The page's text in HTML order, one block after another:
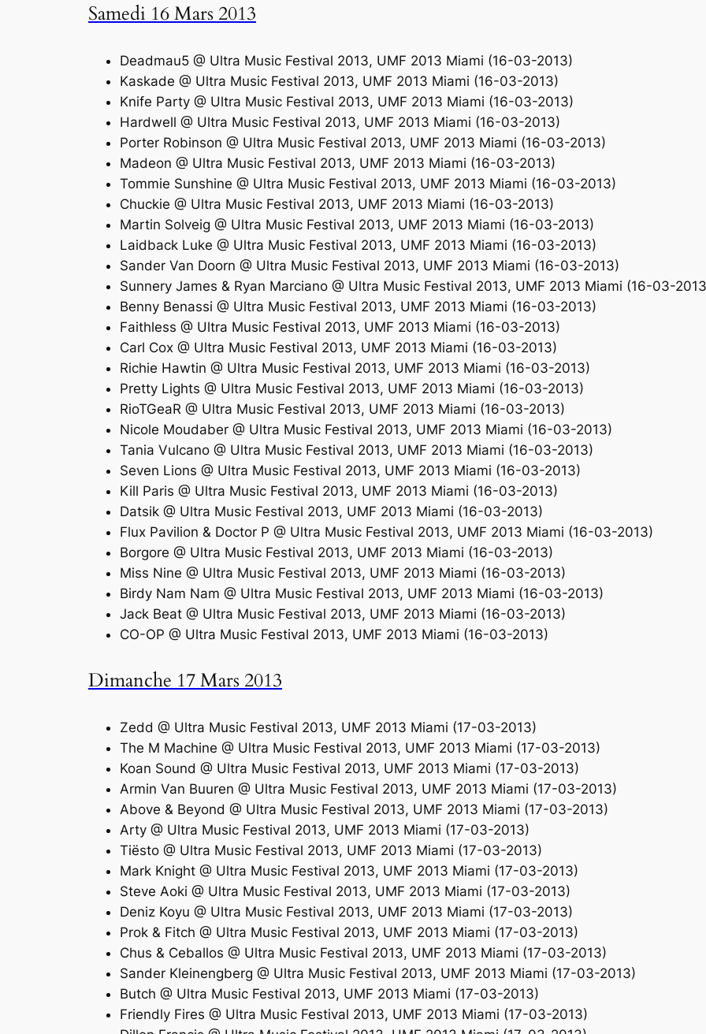
Samedi 16 Mars 2013
Deadmau5 @ Ultra Music Festival 2013, UMF 2013 Miami (16-03-2013)
Kaskade @ Ultra Music Festival 2013, UMF 2013 Miami (16-03-2013)
Knife Party @ Ultra Music Festival 2013, UMF 2013 Miami (16-03-2013)
Hardwell @ Ultra Music Festival 2013, UMF 2013 Miami (16-03-2013)
Porter Robinson @ Ultra Music Festival 2013, UMF 2013 Miami (16-03-2013)
Madeon @ Ultra Music Festival 2013, UMF 2013 Miami (16-03-2013)
Tommie Sunshine @ Ultra Music Festival 2013, UMF 2013 Miami (16-03-2013)
Chuckie @ Ultra Music Festival 2013, UMF 2013 Miami (16-03-2013)
Martin Solveig @ Ultra Music Festival 2013, UMF 2013 Miami (16-03-2013)
Laidback Luke @ Ultra Music Festival 2013, UMF 2013 Miami (16-03-2013)
Sander Van Doorn @ Ultra Music Festival 2013, UMF 2013 Miami (16-03-2013)
Sunnery James & Ryan Marciano @ Ultra Music Festival 2013, UMF 2013 Miami (16-03-
Benny Benassi @ Ultra Music Festival 2013, UMF 2013 Miami (16-03-2013)
Faithless @ Ultra Music Festival 2013, UMF 2013 Miami (16-03-2013)
Carl Cox @ Ultra Music Festival 2013, UMF 2013 Miami (16-03-2013)
Richie Hawtin @ Ultra Music Festival 2013, UMF 2013 Miami (16-03-2013)
Pretty Lights @ Ultra Music Festival 2013, UMF 2013 Miami (16-03-2013)
RioTGeaR @ Ultra Music Festival 2013, UMF 2013 Miami (16-03-2013)
Nicole Moudaber @ Ultra Music Festival 2013, UMF 2013 Miami (16-03-2013)
Tania Vulcano @ Ultra Music Festival 2013, UMF 2013 Miami (16-03-2013)
Seven Lions @ Ultra Music Festival 2013, UMF 2013 Miami (16-03-2013)
Kill Paris @ Ultra Music Festival 2013, UMF 2013 Miami (16-03-2013)
Datsik @ Ultra Music Festival 2013, UMF 2013 Miami (16-03-2013)
Flux Pavilion & Doctor P @ Ultra Music Festival 2013, UMF 2013 Miami (16-03-2013)
Borgore @ Ultra Music Festival 2013, UMF 2013 Miami (16-03-2013)
Miss Nine @ Ultra Music Festival 2013, UMF 2013 Miami (16-03-2013)
Birdy Nam Nam @ Ultra Music Festival 2013, UMF 2013 Miami (16-03-2013)
Jack Beat @ Ultra Music Festival 2013, UMF 2013 Miami (16-03-2013)
CO-OP @ Ultra Music Festival 2013, UMF 2013 Miami (16-03-2013)
Dimanche 17 Mars 2013
Zedd @ Ultra Music Festival 2013, UMF 2013 Miami (17-03-2013)
The M Machine @ Ultra Music Festival 2013, UMF 2013 Miami (17-03-2013)
Koan Sound @ Ultra Music Festival 2013, UMF 2013 Miami (17-03-2013)
Armin Van Buuren @ Ultra Music Festival 2013, UMF 2013 Miami (17-03-2013)
Above & Beyond @ Ultra Music Festival 2013, UMF 2013 Miami (17-03-2013)
Arty @ Ultra Music Festival 2013, UMF 2013 Miami (17-03-2013)
Tiësto @ Ultra Music Festival 2013, UMF 2013 Miami (17-03-2013)
Mark Knight @ Ultra Music Festival 2013, UMF 2013 Miami (17-03-2013)
Steve Aoki @ Ultra Music Festival 2013, UMF 2013 Miami (17-03-2013)
Deniz Koyu @ Ultra Music Festival 2013, UMF 2013 Miami (17-03-2013)
Prok & Fitch @ Ultra Music Festival 2013, UMF 2013 Miami (17-03-2013)
Chus & Ceballos @ Ultra Music Festival 2013, UMF 2013 Miami (17-03-2013)
Sander Kleinengberg @ Ultra Music Festival 2013, UMF 2013 Miami (17-03-2013)
Butch @ Ultra Music Festival 2013, UMF 2013 Miami (17-03-2013)
Friendly Fires @ Ultra Music Festival 2013, UMF 2013 Miami (17-03-2013)